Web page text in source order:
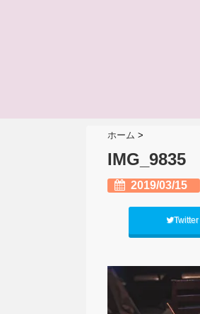
ホーム >
IMG_9835
2019/03/15
Twitter